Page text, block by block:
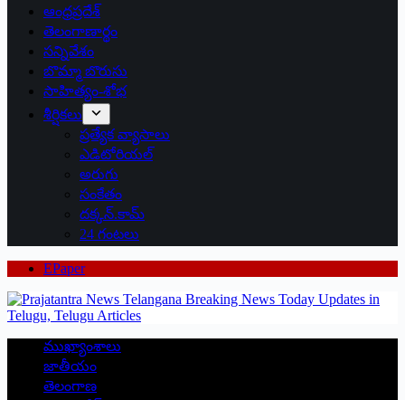
ఆంధ్రప్రదేశ్
తెలంగాణార్థం
సన్నివేశం
బొమ్మా బొరుసు
సాహిత్యం-శోభ
శీర్షికలు
ప్రత్యేక వ్యాసాలు
ఎడిటోరియల్
అరుగు
సంకేతం
దక్కన్.కామ్
24 గంటలు
EPaper
ముఖ్యాంశాలు
జాతీయం
తెలంగాణ